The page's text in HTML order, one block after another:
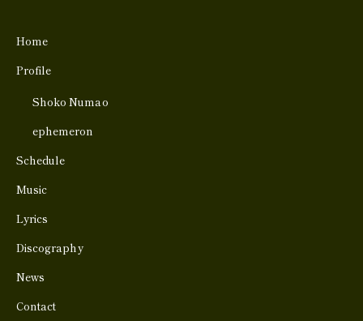
Home
Profile
Shoko Numao
ephemeron
Schedule
Music
Lyrics
Discography
News
Contact